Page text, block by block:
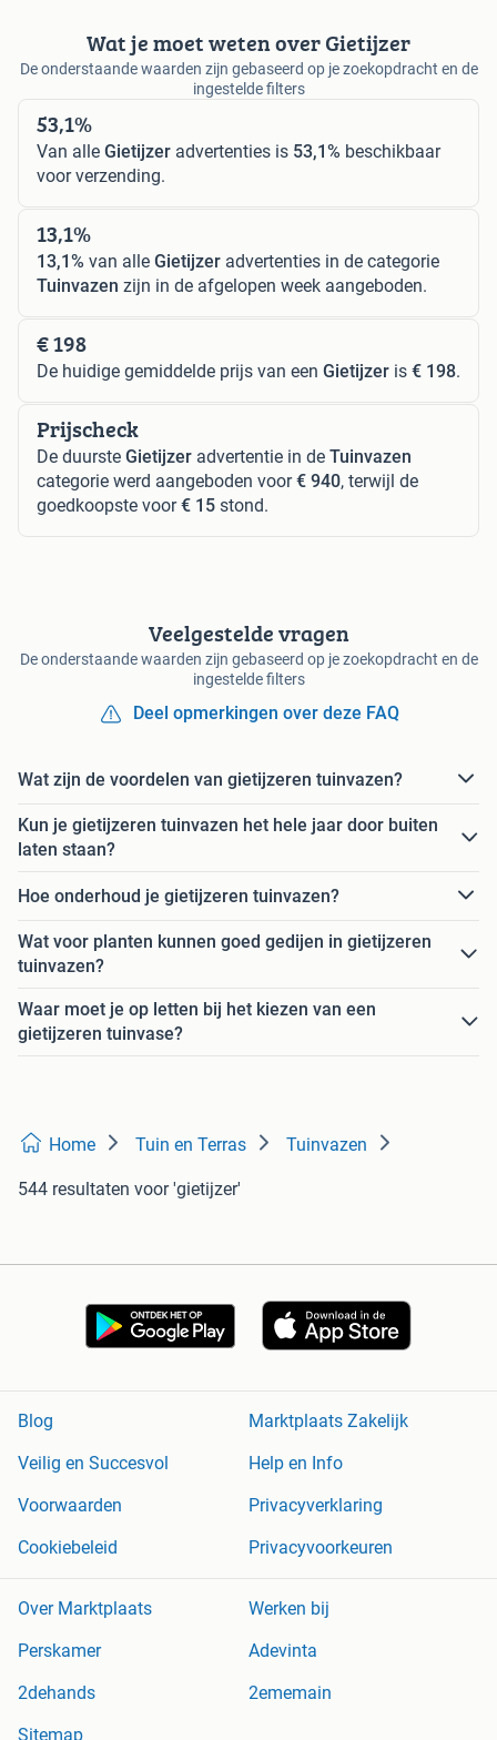
Wat je moet weten over Gietijzer
De onderstaande waarden zijn gebaseerd op je zoekopdracht en de
ingestelde filters
53,1%
Van alle Gietijzer advertenties is 53,1% beschikbaar
voor verzending.
13,1%
13,1% van alle Gietijzer advertenties in de categorie
Tuinvazen zijn in de afgelopen week aangeboden.
€ 198
De huidige gemiddelde prijs van een Gietijzer is € 198.
Prijscheck
De duurste Gietijzer advertentie in de Tuinvazen
categorie werd aangeboden voor€ 940, terwijl de
goedkoopste voor€ 15 stond.
Veelgestelde vragen
De onderstaande waarden zijn gebaseerd op je zoekopdracht en de
ingestelde filters
Deel opmerkingen over deze FAQ
Wat zijn de voordelen van gietijzeren tuinvazen?
Kun je gietijzeren tuinvazen het hele jaar door buiten
laten staan?
Hoe onderhoud je gietijzeren tuinvazen?
Wat voor planten kunnen goed gedijen in gietijzeren
tuinvazen?
Waar moet je op letten bij het kiezen van een
gietijzeren tuinvase?
Home Tuin en Terras Tuinvazen
544 resultaten voor 'gietijzer'
Blog
Marktplaats Zakelijk
Veilig en Succesvol
Help en Info
Voorwaarden
Privacyverklaring
Cookiebeleid
Privacyvoorkeuren
Over Marktplaats
Werken bij
Perskamer
Adevinta
2dehands
2ememain
Sitemap